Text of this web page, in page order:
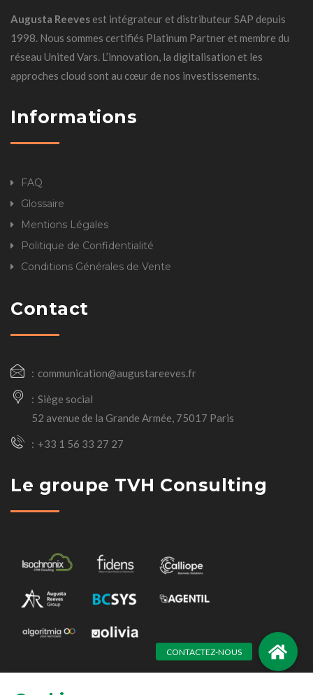
Augusta Reeves est intégrateur et distributeur SAP depuis
1998. Nous sommes certifiés Platinum Partner et membre du
réseau United Vars. L’innovation, la digitalisation et les
approches cloud sont au cœur de nos investissements.
Informations
FAQ
Glossaire
Mentions Légales
Politique de Confidentialité
Conditions Générales de Vente
Contact
communication@augustareeves.fr
Siège social
52 avenue de la Grande Armée, 75017 Paris
+33 1 56 33 27 27
Le groupe TVH Consulting